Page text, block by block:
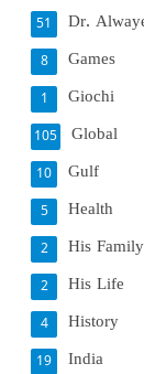
Dr.
51
Games
8
Giochi
1
Global
105
Gulf
10
Health
5
His Family
2
His Life
2
History
4
India
19